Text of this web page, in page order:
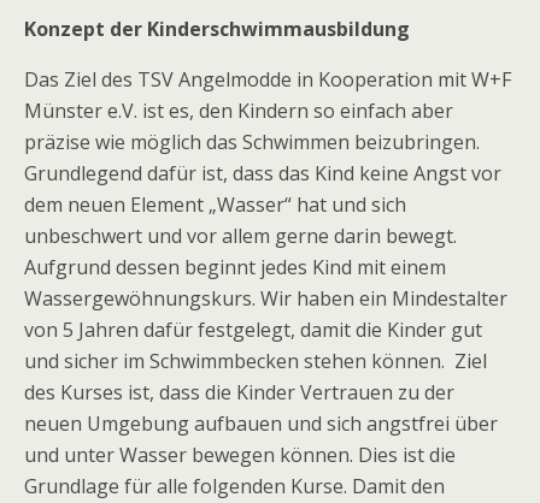
Konzept der Kinderschwimmausbildung
Das Ziel des TSV Angelmodde in Kooperation mit W+F
Münster e.V. ist es, den Kindern so einfach aber
präzise wie möglich das Schwimmen beizubringen.
Grundlegend dafür ist, dass das Kind keine Angst vor
dem neuen Element „Wasser“ hat und sich
unbeschwert und vor allem gerne darin bewegt.
Aufgrund dessen beginnt jedes Kind mit einem
Wassergewöhnungskurs. Wir haben ein Mindestalter
von 5 Jahren dafür festgelegt, damit die Kinder gut
und sicher im Schwimmbecken stehen können. Ziel
des Kurses ist, dass die Kinder Vertrauen zu der
neuen Umgebung aufbauen und sich angstfrei über
und unter Wasser bewegen können. Dies ist die
Grundlage für alle folgenden Kurse. Damit den